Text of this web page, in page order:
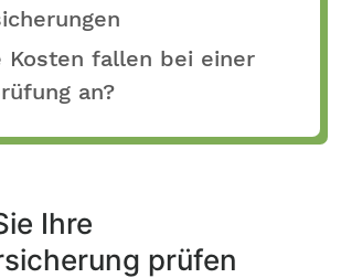
Kosten fallen bei einer
an?
Ihre
prüfen